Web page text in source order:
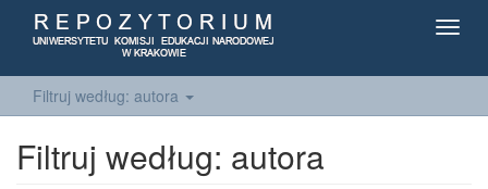
Filtruj według: autora
Filtruj według: autora